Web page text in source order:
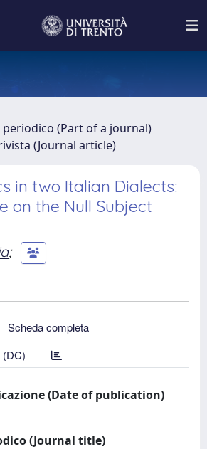
(Part of a journal)
(Journal article)
in two Italian Dialects:
on the Null Subject
;
Scheda completa
(Date of publication)
(Journal title)